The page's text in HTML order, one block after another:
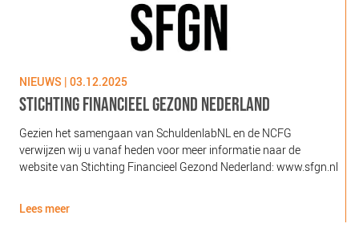
NIEUWS | 03.12.2025
STICHTING FINANCIEEL GEZOND NEDERLAND
Gezien het samengaan van SchuldenlabNL en de NCFG
verwijzen wij u vanaf heden voor meer informatie naar de
website van Stichting Financieel Gezond Nederland: www.sfgn.nl
Lees meer